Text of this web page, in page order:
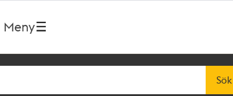
Meny
Sök